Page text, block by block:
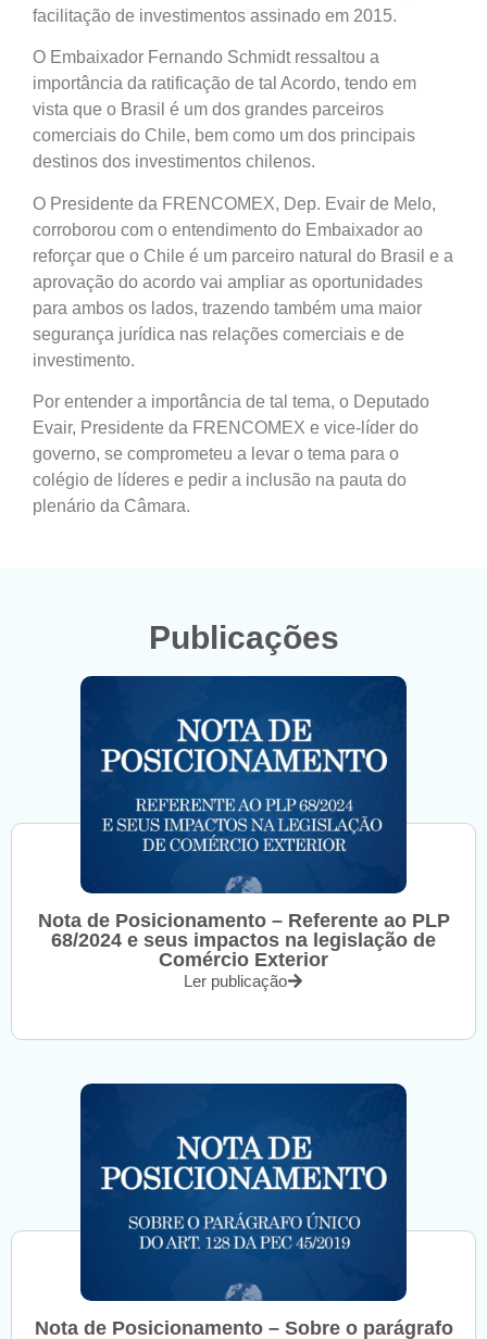
facilitação de investimentos assinado em 2015.
O Embaixador Fernando Schmidt ressaltou a
importância da ratificação de tal Acordo, tendo em
vista que o Brasil é um dos grandes parceiros
comerciais do Chile, bem como um dos principais
destinos dos investimentos chilenos.
O Presidente da FRENCOMEX, Dep. Evair de Melo,
corroborou com o entendimento do Embaixador ao
reforçar que o Chile é um parceiro natural do Brasil e a
aprovação do acordo vai ampliar as oportunidades
para ambos os lados, trazendo também uma maior
segurança jurídica nas relações comerciais e de
investimento.
Por entender a importância de tal tema, o Deputado
Evair, Presidente da FRENCOMEX e vice-líder do
governo, se comprometeu a levar o tema para o
colégio de líderes e pedir a inclusão na pauta do
plenário da Câmara.
Publicações
Nota de Posicionamento – Referente ao PLP
68/2024 e seus impactos na legislação de
Comércio Exterior
Ler publicação
Nota de Posicionamento – Sobre o parágrafo